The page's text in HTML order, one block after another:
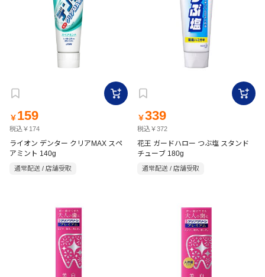
￥ 159
税込￥174
ライオン デンター クリアMAX スペ
アミント 140g
通常配送 / 店舗受取
￥339
税込￥372
花王 ガードハロー つぶ塩 スタンド
チューブ 180g
通常配送 / 店舗受取